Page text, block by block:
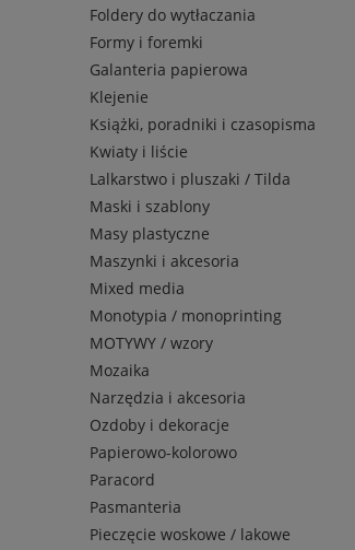
Foldery do wytłaczania
Formy i foremki
Galanteria papierowa
Klejenie
Książki, poradniki i czasopisma
Kwiaty i liście
Lalkarstwo i pluszaki / Tilda
Maski i szablony
Masy plastyczne
Maszynki i akcesoria
Mixed media
Monotypia / monoprinting
MOTYWY / wzory
Mozaika
Narzędzia i akcesoria
Ozdoby i dekoracje
Papierowo-kolorowo
Paracord
Pasmanteria
Pieczęcie woskowe / lakowe